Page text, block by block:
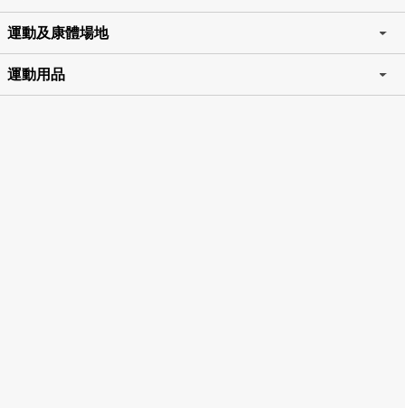
運動及康體場地
運動用品